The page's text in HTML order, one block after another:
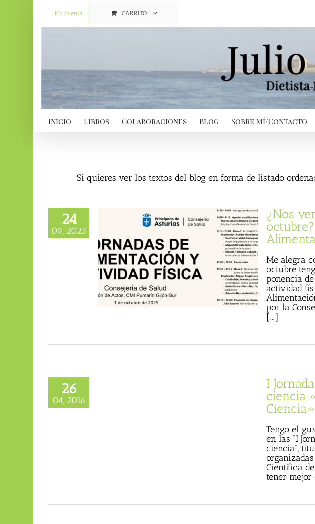
Mi cuenta CARRITO
Inicio Libros Colaboraciones Blog Sobre mí/Contacto
Si quieres ver los textos del blog en forma de listado
24
09, 2025
¿Nos
Me alegra
octubre
ponencia
actividad
por la
[...]
26
04, 2016
alimentación y ciencia
I
ciencia
Ciencia»
Tengo el
en las "I
ciencia",
Científica
tener mejor